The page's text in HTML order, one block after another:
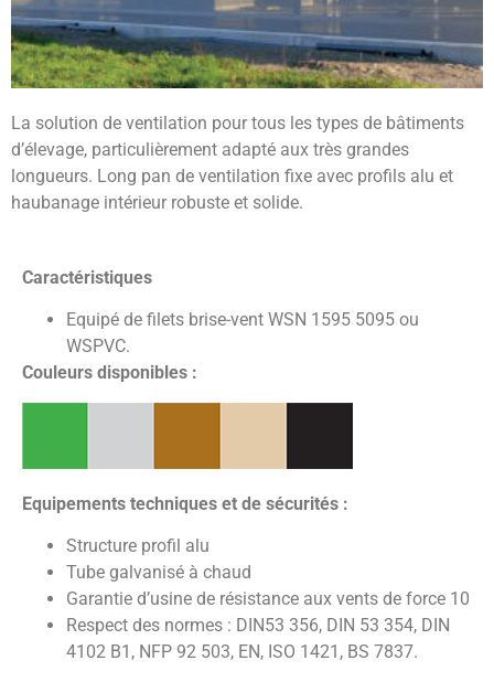
La solution de ventilation pour tous les types de bâtiments
d’élevage, particulièrement adapté aux très grandes
longueurs. Long pan de ventilation fixe avec profils alu et
haubanage intérieur robuste et solide.
Caractéristiques
Equipé de filets brise-vent WSN 1595 5095 ou
WSPVC.
Couleurs disponibles :
Equipements techniques et de sécurités :
Structure profil alu
Tube galvanisé à chaud
Garantie d’usine de résistance aux vents de force 10
Respect des normes : DIN53 356, DIN 53 354, DIN
4102 B1, NFP 92 503, EN, ISO 1421, BS 7837.